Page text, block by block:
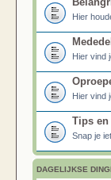
Hier
Hier vind
Hier vind
Tips en
Snap je
DAGELIJKSE